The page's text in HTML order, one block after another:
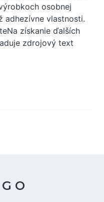
osobnej
adhezívne vlastnosti.
získanie ďalších
zdrojový text
O